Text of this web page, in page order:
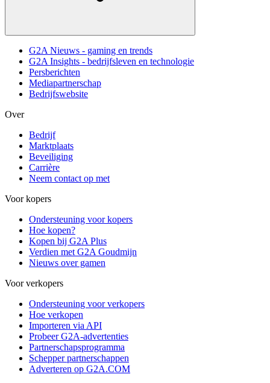
G2A Nieuws - gaming en trends
G2A Insights - bedrijfsleven en technologie
Persberichten
Mediapartnerschap
Bedrijfswebsite
Over
Bedrijf
Marktplaats
Beveiliging
Carrière
Neem contact op met
Voor kopers
Ondersteuning voor kopers
Hoe kopen?
Kopen bij G2A Plus
Verdien met G2A Goudmijn
Nieuws over gamen
Voor verkopers
Ondersteuning voor verkopers
Hoe verkopen
Importeren via API
Probeer G2A-advertenties
Partnerschapsprogramma
Schepper partnerschappen
Adverteren op G2A.COM